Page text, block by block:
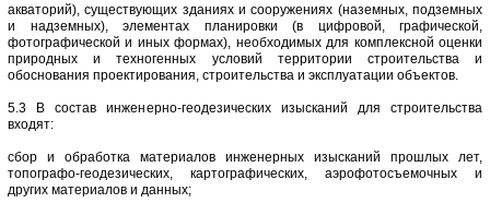
акваторий), существующих зданиях и сооружениях (наземных, подземных
и надземных), элементах планировки (в цифровой, графической,
фотографической и иных формах), необходимых для комплексной оценки
природных и техногенных условий территории строительства и
обоснования проектирования, строительства и эксплуатации объектов.
5.3 В состав инженерно-геодезических изысканий для строительства
входят:
сбор и обработка материалов инженерных изысканий прошлых лет,
топографо-геодезических, картографических, аэрофотосъемочных и
других материалов и данных;